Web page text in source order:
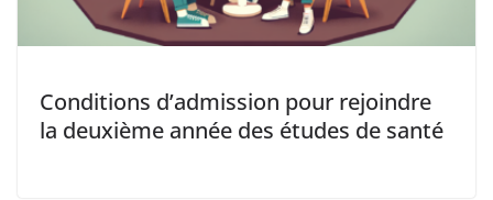
Conditions d’admission pour rejoindre
la deuxième année des études de santé